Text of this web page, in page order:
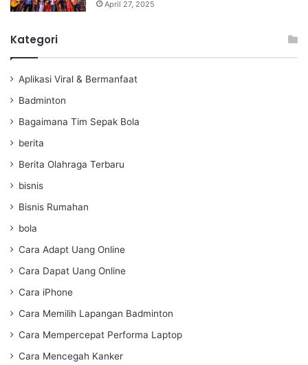
April 27, 2025
Kategori
Aplikasi Viral & Bermanfaat
Badminton
Bagaimana Tim Sepak Bola
berita
Berita Olahraga Terbaru
bisnis
Bisnis Rumahan
bola
Cara Adapt Uang Online
Cara Dapat Uang Online
Cara iPhone
Cara Memilih Lapangan Badminton
Cara Mempercepat Performa Laptop
Cara Mencegah Kanker